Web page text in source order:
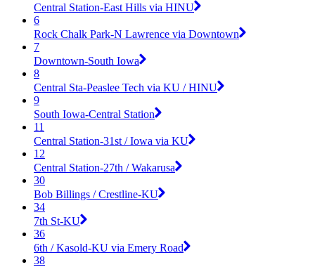
Central Station-East Hills via HINU
6
Rock Chalk Park-N Lawrence via Downtown
7
Downtown-South Iowa
8
Central Sta-Peaslee Tech via KU / HINU
9
South Iowa-Central Station
11
Central Station-31st / Iowa via KU
12
Central Station-27th / Wakarusa
30
Bob Billings / Crestline-KU
34
7th St-KU
36
6th / Kasold-KU via Emery Road
38